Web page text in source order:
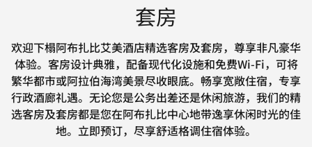
套房
欢迎下榻阿布扎比艾美酒店精选客房及套房，尊享非凡豪华
体验。客房设计典雅，配备现代化设施和免费Wi-Fi，可将
繁华都市或阿拉伯海湾美景尽收眼底。畅享宽敞住宿，专享
行政酒廊礼遇。无论您是公务出差还是休闲旅游，我们的精
选客房及套房都是您在阿布扎比中心地带逸享休闲时光的佳
地。立即预订，尽享舒适格调住宿体验。